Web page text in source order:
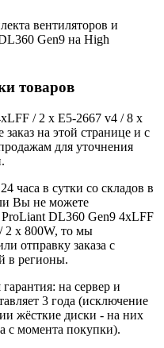
вентиляторов и
Gen9 на High
товаров
/ 2 x E5-2667 v4 / 8 x
на этой странице и с
для уточнения
часа в сутки со складов в
Вы не можете
ProLiant DL360 Gen9 4xLFF
2 x 800W, то мы
отправку заказа с
в регионы.
на сервер и
3 года (исключение
жёсткие диски - на них
с момента покупки).